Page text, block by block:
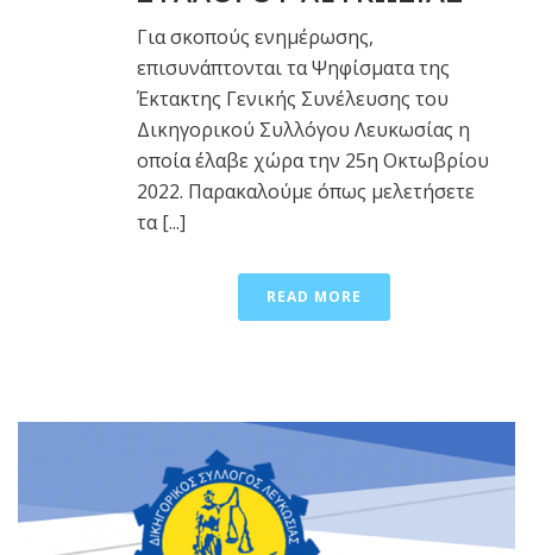
Για σκοπούς ενημέρωσης,
επισυνάπτονται τα Ψηφίσματα της
Έκτακτης Γενικής Συνέλευσης του
Δικηγορικού Συλλόγου Λευκωσίας η
οποία έλαβε χώρα την 25η Οκτωβρίου
2022. Παρακαλούμε όπως μελετήσετε
τα [...]
READ MORE